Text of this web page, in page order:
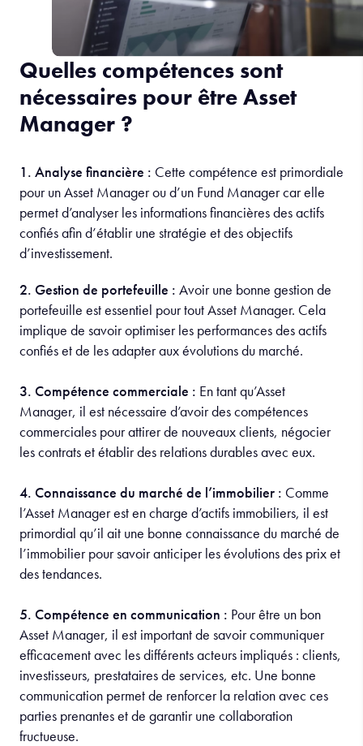
Quelles compétences sont
nécessaires pour être Asset
Manager ?
1. Analyse financière : Cette compétence est primordiale
pour un Asset Manager ou d’un Fund Manager car elle
permet d’analyser les informations financières des actifs
confiés afin d’établir une stratégie et des objectifs
d’investissement.
2. Gestion de portefeuille : Avoir une bonne gestion de
portefeuille est essentiel pour tout Asset Manager. Cela
implique de savoir optimiser les performances des actifs
confiés et de les adapter aux évolutions du marché.
3. Compétence commerciale : En tant qu’Asset
Manager, il est nécessaire d’avoir des compétences
commerciales pour attirer de nouveaux clients, négocier
les contrats et établir des relations durables avec eux.
4. Connaissance du marché de l’immobilier : Comme
l’Asset Manager est en charge d’actifs immobiliers, il est
primordial qu’il ait une bonne connaissance du marché de
l’immobilier pour savoir anticiper les évolutions des prix et
des tendances.
5. Compétence en communication : Pour être un bon
Asset Manager, il est important de savoir communiquer
efficacement avec les différents acteurs impliqués : clients,
investisseurs, prestataires de services, etc. Une bonne
communication permet de renforcer la relation avec ces
parties prenantes et de garantir une collaboration
fructueuse.